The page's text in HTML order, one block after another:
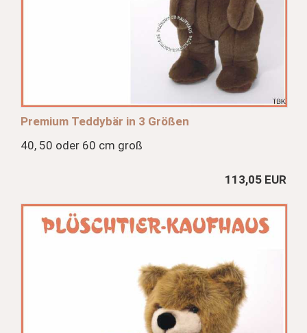
Premium Teddybär in 3 Größen
40, 50 oder 60 cm groß
113,05 EUR